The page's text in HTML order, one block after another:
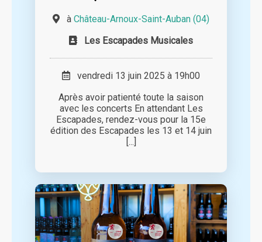
à Château-Arnoux-Saint-Auban (04)
Les Escapades Musicales
vendredi 13 juin 2025 à 19h00
Après avoir patienté toute la saison
avec les concerts En attendant Les
Escapades, rendez-vous pour la 15e
édition des Escapades les 13 et 14 juin
[...]